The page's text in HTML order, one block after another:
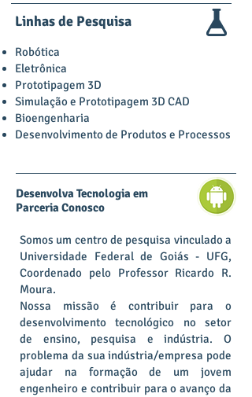
Robótica
Eletrônica
Prototipagem 3D
Simulação e Prototipagem 3D CAD
Bioengenharia
Desenvolvimento de Produtos e Processos
Linhas de Pesquisa
Desenvolva Tecnologia em
Parceria Conosco
Somos um centro de pesquisa vinculado a
Universidade Federal de Goiás - UFG,
Coordenado pelo Professor Ricardo R.
Moura.
Nossa missão é contribuir para o
desenvolvimento tecnológico no setor
de ensino, pesquisa e indústria. O
problema da sua indústria/empresa pode
ajudar na formação de um jovem
engenheiro e contribuir para o avanço da